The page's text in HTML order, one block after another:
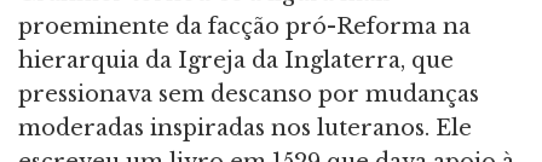
proeminente da facção pró-Reforma na
hierarquia da Igreja da Inglaterra, que
pressionava sem descanso por mudanças
moderadas inspiradas nos luteranos. Ele